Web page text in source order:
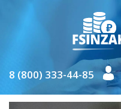
8 (800) 333-44-85